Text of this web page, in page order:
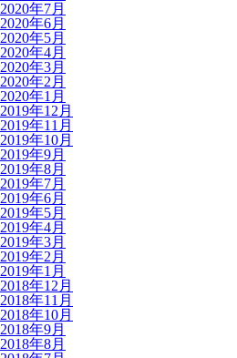
2020年7月
2020年6月
2020年5月
2020年4月
2020年3月
2020年2月
2020年1月
2019年12月
2019年11月
2019年10月
2019年9月
2019年8月
2019年7月
2019年6月
2019年5月
2019年4月
2019年3月
2019年2月
2019年1月
2018年12月
2018年11月
2018年10月
2018年9月
2018年8月